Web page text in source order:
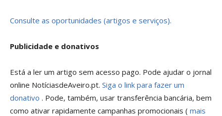
Consulte as oportunidades (artigos e serviços).
Publicidade e donativos
Está a ler um artigo sem acesso pago. Pode ajudar o jornal
online NotíciasdeAveiro.pt. Siga o link para fazer um
donativo . Pode, também, usar transferência bancária, bem
como ativar rapidamente campanhas promocionais ( mais